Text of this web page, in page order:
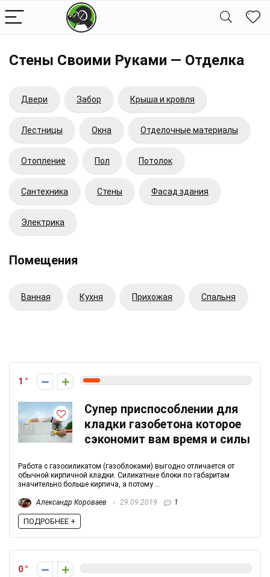
Стены Своими Руками — Отделка
Двери Забор Крыша и кровля
Лестницы Окна Отделочные материалы
Отопление Пол Потолок
Сантехника Стены Фасад здания
Электрика
Помещения
Ванная Кухня Прихожая Спальня
1
Супер приспособлении для
кладки газобетона которое
сэкономит вам время и силы
Работа с газосиликатом (газоблоками) выгодно отличается от
обычной кирпичной кладки. Силикатные блоки по габаритам
значительно больше кирпича, а потому ...
Александр Короваев 29.09.2019 1
ПОДРОБНЕЕ +
0